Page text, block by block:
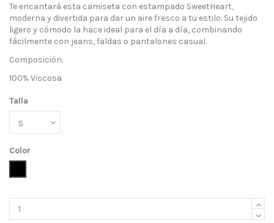
Te encantará esta camiseta con estampado SweetHeart,
moderna y divertida para dar un aire fresco a tu estilo. Su tejido
ligero y cómodo la hace ideal para el día a día, combinando
fácilmente con jeans, faldas o pantalones casual.
Composición:
100% Viscosa
Talla
Color